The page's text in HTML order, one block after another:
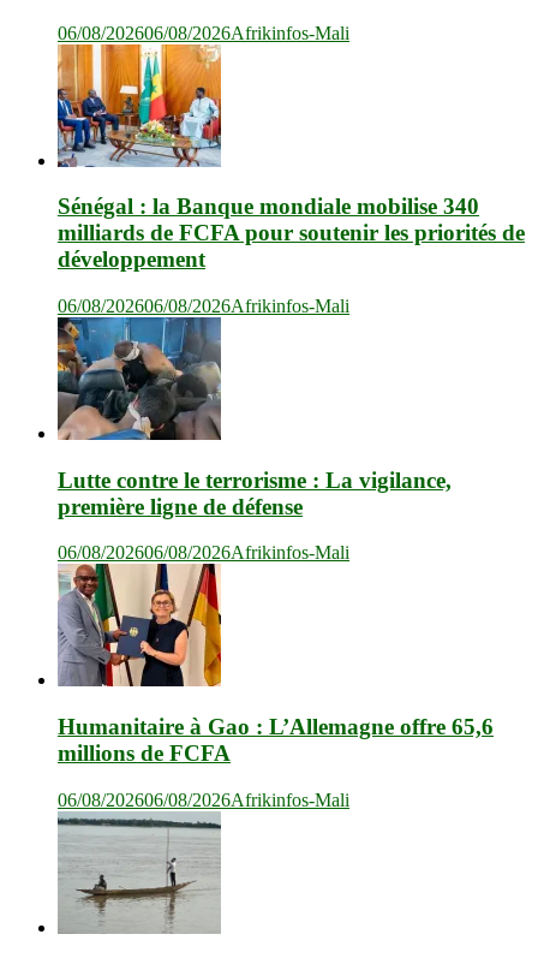
06/08/202606/08/2026Afrikinfos-Mali
Sénégal : la Banque mondiale mobilise 340
milliards de FCFA pour soutenir les priorités de
développement
06/08/202606/08/2026Afrikinfos-Mali
Lutte contre le terrorisme : La vigilance,
première ligne de défense
06/08/202606/08/2026Afrikinfos-Mali
Humanitaire à Gao : L’Allemagne offre 65,6
millions de FCFA
06/08/202606/08/2026Afrikinfos-Mali